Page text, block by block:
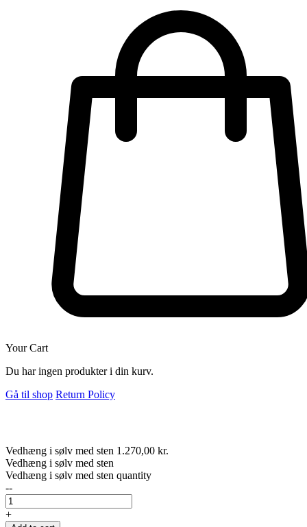
Your Cart
Du har ingen produkter i din kurv.
Gå til shop Return Policy
Vedhæng i sølv med sten 1.270,00 kr.
Vedhæng i sølv med sten
Vedhæng i sølv med sten quantity
--
+